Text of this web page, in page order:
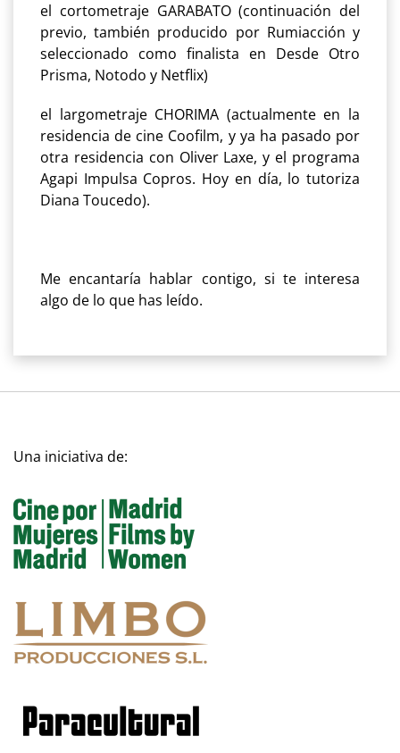
el cortometraje GARABATO (continuación del
previo, también producido por Rumiacción y
seleccionado como finalista en Desde Otro
Prisma, Notodo y Netflix)
el largometraje CHORIMA (actualmente en la
residencia de cine Coofilm, y ya ha pasado por
otra residencia con Oliver Laxe, y el programa
Agapi Impulsa Copros. Hoy en día, lo tutoriza
Diana Toucedo).
Me encantaría hablar contigo, si te interesa
algo de lo que has leído.
Una iniciativa de: